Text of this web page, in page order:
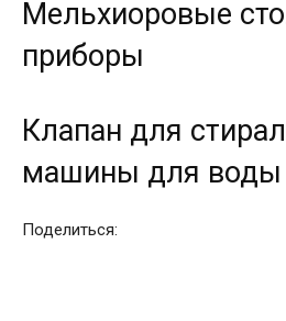
Мельхиоровые
приборы
Клапан для
машины для воды
Поделиться: